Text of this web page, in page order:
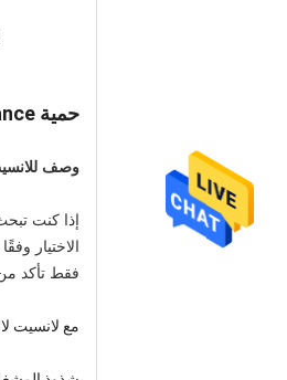
حمية Rightlance تقذف الدم من أجل الجلوكوز
وصف ل
الاختيار
فقط تأكد
مع لانسيت